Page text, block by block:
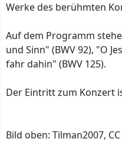
Werke des berühmten
Auf dem Programm
und Sinn" (BWV 92), "O
fahr dahin" (BWV 125).
Der Eintritt zum Konzert
Bild oben: Tilman2007, CC